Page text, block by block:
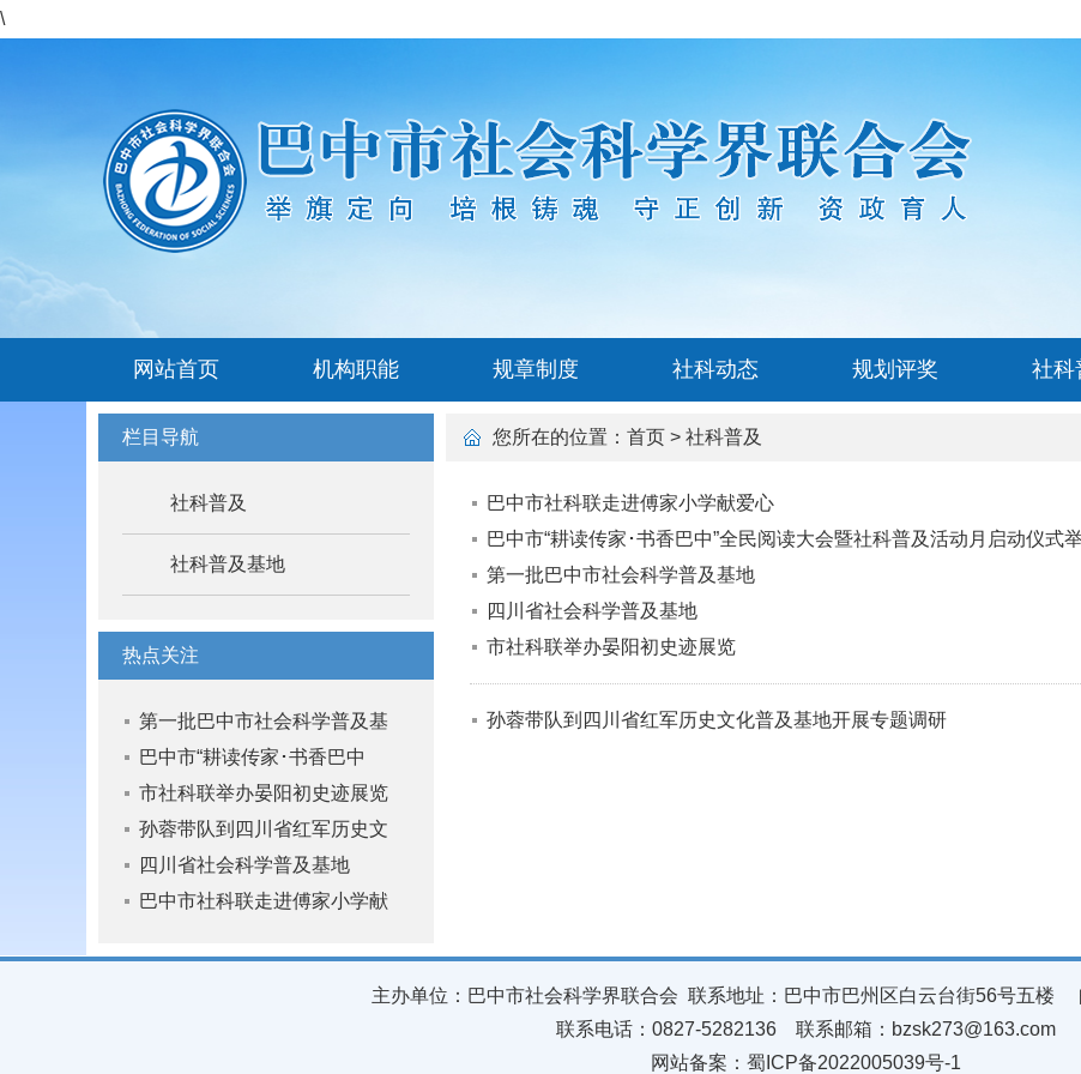
\
网站首页 机构职能 规章制度 社科动态 规划评奖 社科
栏目导航
社科普及
社科普及基地
热点关注
第一批巴中市社会科学普及基
巴中市“耕读传家･书香巴中
市社科联举办晏阳初史迹展览
孙蓉带队到四川省红军历史文
四川省社会科学普及基地
巴中市社科联走进傅家小学献
您所在的位置： 首页 > 社科普及
巴中市社科联走进傅家小学献爱心
巴中市“耕读传家･书香巴中”全民阅读大会暨社科普及活动月启动仪式
第一批巴中市社会科学普及基地
四川省社会科学普及基地
市社科联举办晏阳初史迹展览
孙蓉带队到四川省红军历史文化普及基地开展专题调研
主办单位：巴中市社会科学界联合会 联系地址：巴中市巴州区白云台街56号五楼
联系电话：0827-5282136 联系邮箱：bzsk273@163.com
网站备案： 蜀ICP备2022005039号-1